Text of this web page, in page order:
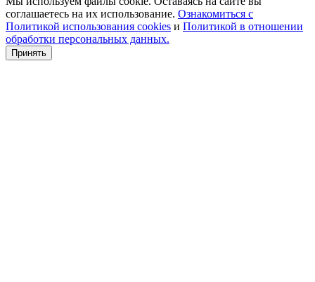
соглашаетесь на их использование. Ознакомиться с
Политикой использования cookies и Политикой в отношении
обработки персональных данных.
Принять